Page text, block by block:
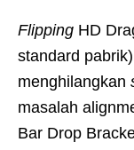
Flipping HD
standard
menghilangkan
masalah
Bar Drop